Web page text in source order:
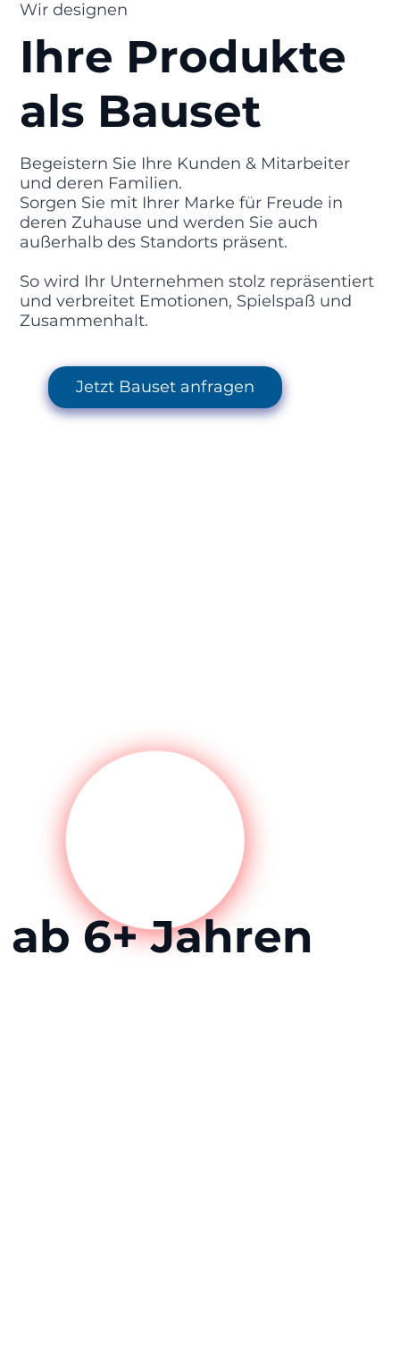
ab 6+ Jahren
Ihre Produkte
als Bauset
Begeistern Sie Ihre Kunden & Mitarbeiter
und deren Familien.
Sorgen Sie mit Ihrer Marke für Freude in
deren Zuhause und werden Sie auch
außerhalb des Standorts präsent.
So wird Ihr Unternehmen stolz repräsentiert
und verbreitet Emotionen, Spielspaß und
Zusammenhalt.
Jetzt Bauset anfragen
Wir designen